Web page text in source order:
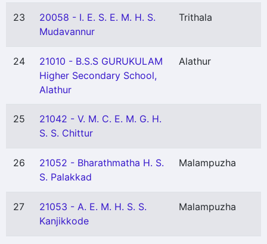
23
20058 - I. E. S. E. M. H. S.
Mudavannur
Trithala
24
21010 - B.S.S GURUKULAM
Higher Secondary School,
Alathur
Alathur
25
21042 - V. M. C. E. M. G. H.
S. S. Chittur
26
21052 - Bharathmatha H. S.
S. Palakkad
Malampuzha
27
21053 - A. E. M. H. S. S.
Kanjikkode
Malampuzha